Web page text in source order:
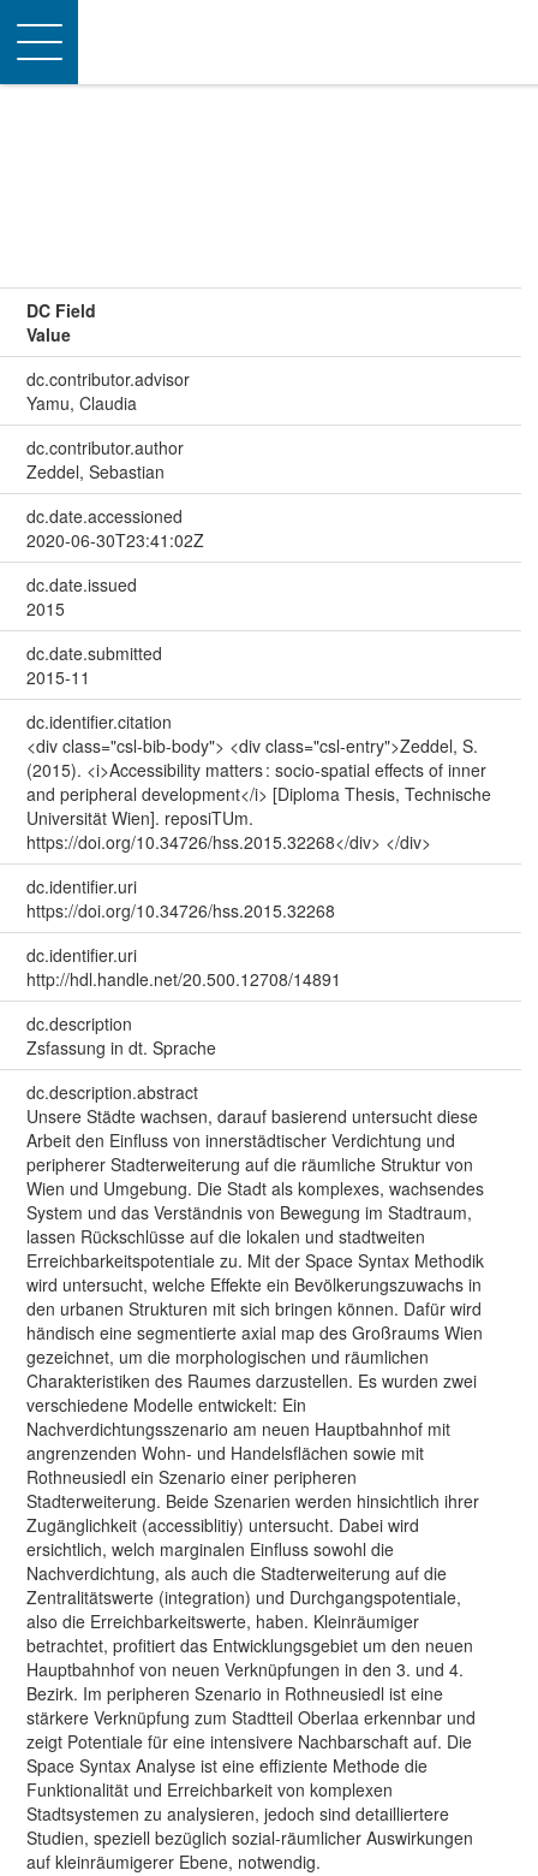
Toggle
navigation
DC Field
Value
dc.contributor.advisor
Yamu, Claudia
dc.contributor.author
Zeddel, Sebastian
dc.date.accessioned
2020-06-30T23:41:02Z
dc.date.issued
2015
dc.date.submitted
2015-11
dc.identifier.citation
<div class="csl-bib-body"> <div class="csl-entry">Zeddel, S.
(2015). <i>Accessibility matters : socio-spatial effects of inner
and peripheral development</i> [Diploma Thesis, Technische
Universität Wien]. reposiTUm.
https://doi.org/10.34726/hss.2015.32268</div> </div>
dc.identifier.uri
https://doi.org/10.34726/hss.2015.32268
dc.identifier.uri
http://hdl.handle.net/20.500.12708/14891
dc.description
Zsfassung in dt. Sprache
dc.description.abstract
Unsere Städte wachsen, darauf basierend untersucht diese
Arbeit den Einfluss von innerstädtischer Verdichtung und
peripherer Stadterweiterung auf die räumliche Struktur von
Wien und Umgebung. Die Stadt als komplexes, wachsendes
System und das Verständnis von Bewegung im Stadtraum,
lassen Rückschlüsse auf die lokalen und stadtweiten
Erreichbarkeitspotentiale zu. Mit der Space Syntax Methodik
wird untersucht, welche Effekte ein Bevölkerungszuwachs in
den urbanen Strukturen mit sich bringen können. Dafür wird
händisch eine segmentierte axial map des Großraums Wien
gezeichnet, um die morphologischen und räumlichen
Charakteristiken des Raumes darzustellen. Es wurden zwei
verschiedene Modelle entwickelt: Ein
Nachverdichtungsszenario am neuen Hauptbahnhof mit
angrenzenden Wohn- und Handelsflächen sowie mit
Rothneusiedl ein Szenario einer peripheren
Stadterweiterung. Beide Szenarien werden hinsichtlich ihrer
Zugänglichkeit (accessiblitiy) untersucht. Dabei wird
ersichtlich, welch marginalen Einfluss sowohl die
Nachverdichtung, als auch die Stadterweiterung auf die
Zentralitätswerte (integration) und Durchgangspotentiale,
also die Erreichbarkeitswerte, haben. Kleinräumiger
betrachtet, profitiert das Entwicklungsgebiet um den neuen
Hauptbahnhof von neuen Verknüpfungen in den 3. und 4.
Bezirk. Im peripheren Szenario in Rothneusiedl ist eine
stärkere Verknüpfung zum Stadtteil Oberlaa erkennbar und
zeigt Potentiale für eine intensivere Nachbarschaft auf. Die
Space Syntax Analyse ist eine effiziente Methode die
Funktionalität und Erreichbarkeit von komplexen
Stadtsystemen zu analysieren, jedoch sind detailliertere
Studien, speziell bezüglich sozial-räumlicher Auswirkungen
auf kleinräumigerer Ebene, notwendig.